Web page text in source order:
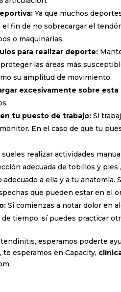
Ya que muchos
el fin de no sobrecargar el
o maquinarias.
para realizar deporte:
las áreas más
su amplitud de movimiento.
excesivamente sobre
tu puesto de trabajo: Si
En el caso de que tu
sueles realizar actividades
adecuada de tobillos y
adecuado a ella y a tu
que pueden estar en el
Si comienzas a notar dolor en
tiempo, sí puedes practicar
esperamos poderte
esperamos en Capacity,